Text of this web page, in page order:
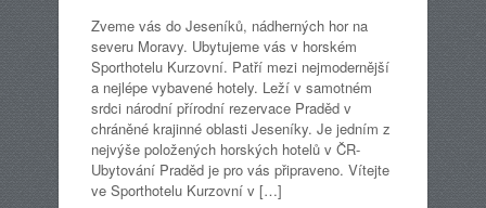
Zveme vás do Jeseníků, nádherných hor na
severu Moravy. Ubytujeme vás v horském
Sporthotelu Kurzovní. Patří mezi nejmodernější
a nejlépe vybavené hotely. Leží v samotném
srdci národní přírodní rezervace Praděd v
chráněné krajinné oblasti Jeseníky. Je jedním z
nejvýše položených horských hotelů v ČR-
Ubytování Praděd je pro vás připraveno. Vítejte
ve Sporthotelu Kurzovní v […]